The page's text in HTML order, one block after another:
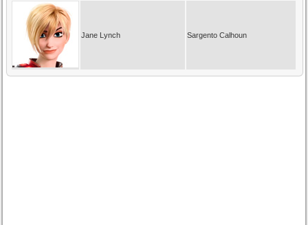
Jane Lynch Sargento Calhoun